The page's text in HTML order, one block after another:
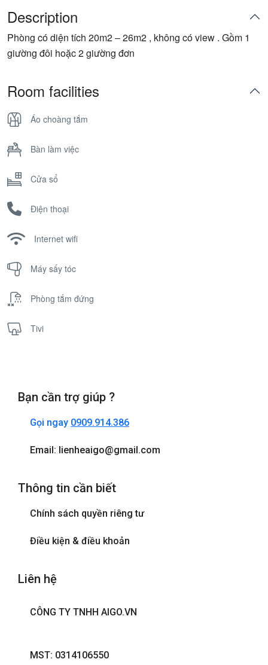
Description
Phòng có diện tích 20m2 – 26m2 , không có view . Gồm 1
giường đôi hoặc 2 giường đơn
Room facilities
Áo choàng tắm
Bàn làm việc
Cửa sổ
Điện thoại
Internet wifi
Máy sấy tóc
Phòng tắm đứng
Tivi
Bạn cần trợ giúp ?
Gọi ngay 0909.914.386
Email: lienheaigo@gmail.com
Thông tin cần biết
Chính sách quyền riêng tư
Điều kiện & điều khoản
Liên hệ
CÔNG TY TNHH AIGO.VN
MST: 0314106550